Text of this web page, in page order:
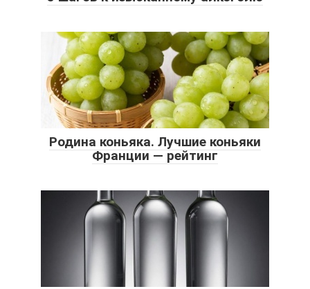
Родина коньяка. Лучшие коньяки
Франции — рейтинг